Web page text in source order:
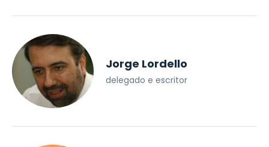
Jorge Lordello
delegado e escritor